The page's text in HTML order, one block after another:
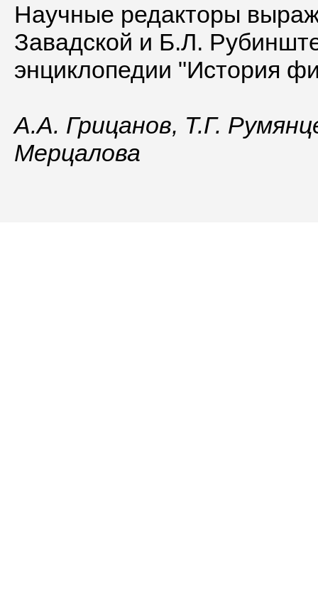
Научные редакторы
Завадской и Б.Л.
энциклопедии "История
А.А. Грицанов, Т.Г.
Мерцалова